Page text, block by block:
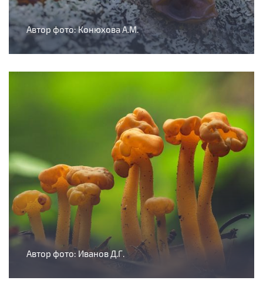
Автор фото: Конюхова А.М.
Автор фото: Иванов Д.Г.